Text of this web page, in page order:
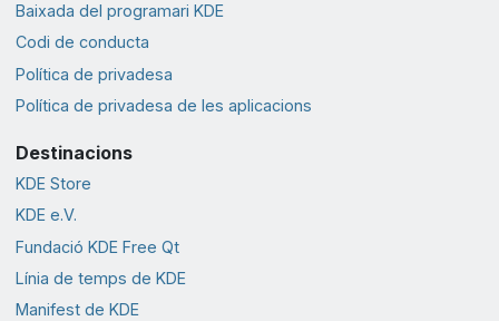
Baixada del programari KDE
Codi de conducta
Política de privadesa
Política de privadesa de les aplicacions
Destinacions
KDE Store
KDE e.V.
Fundació KDE Free Qt
Línia de temps de KDE
Manifest de KDE